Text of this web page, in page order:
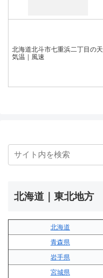
北海道北斗市七重浜二丁目の天
気温｜風速
北海道｜東北地方
北海道
青森県
岩手県
宮城県